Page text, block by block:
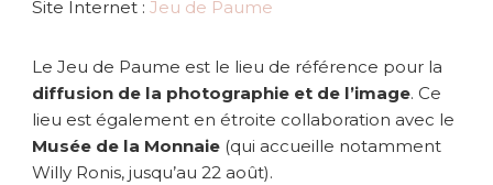
Site Internet : Jeu de Paume
Le Jeu de Paume est le lieu de référence pour la
diffusion de la photographie et de l’image. Ce
lieu est également en étroite collaboration avec le
Musée de la Monnaie (qui accueille notamment
Willy Ronis, jusqu’au 22 août).